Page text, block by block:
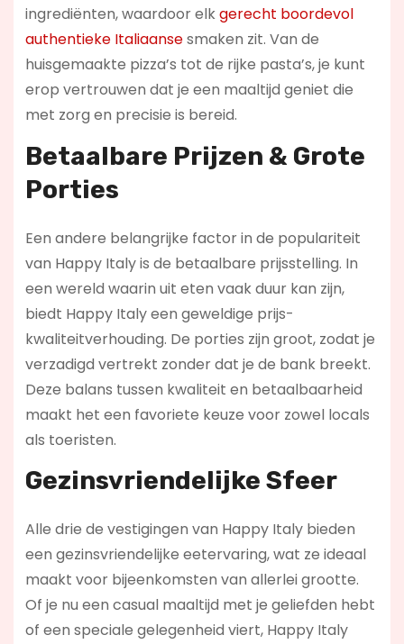
ingrediënten, waardoor elkgerecht boordevol
authentieke Italiaansesmaken zit. Van de
huisgemaakte pizza’s tot de rijke pasta’s, je kunt
erop vertrouwen dat je een maaltijd geniet die
met zorg en precisie is bereid.
Betaalbare Prijzen & Grote
Porties
Een andere belangrijke factor in de populariteit
van Happy Italy is de betaalbare prijsstelling. In
een wereld waarin uit eten vaak duur kan zijn,
biedt Happy Italy een geweldige prijs-
kwaliteitverhouding. De porties zijn groot, zodat je
verzadigd vertrekt zonder dat je de bank breekt.
Deze balans tussen kwaliteit en betaalbaarheid
maakt het een favoriete keuze voor zowel locals
als toeristen.
Gezinsvriendelijke Sfeer
Alle drie de vestigingen van Happy Italy bieden
een gezinsvriendelijke eetervaring, wat ze ideaal
maakt voor bijeenkomsten van allerlei grootte.
Of je nu een casual maaltijd met je geliefden hebt
of een speciale gelegenheid viert, Happy Italy